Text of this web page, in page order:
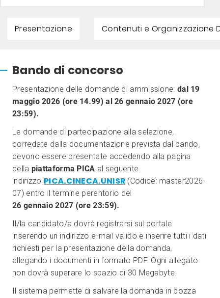
Presentazione Contenuti e Organizzazione
Bando di concorso
Presentazione delle domande di ammissione: dal 19
maggio 2026 (ore 14.99) al 26 gennaio 2027 (ore
23:59).
Le domande di partecipazione alla selezione,
corredate dalla documentazione prevista dal bando,
devono essere presentate accedendo alla pagina
della piattaforma PICA al seguente
indirizzo PICA.CINECA.UNISR (Codice: master2026-
07) entro il termine perentorio del
26 gennaio 2027 (ore 23:59).
Il/la candidato/a dovrà registrarsi sul portale
inserendo un indirizzo e-mail valido e inserire tutti i dati
richiesti per la presentazione della domanda,
allegando i documenti in formato PDF. Ogni allegato
non dovrà superare lo spazio di 30 Megabyte.
Il sistema permette di salvare la domanda in bozza